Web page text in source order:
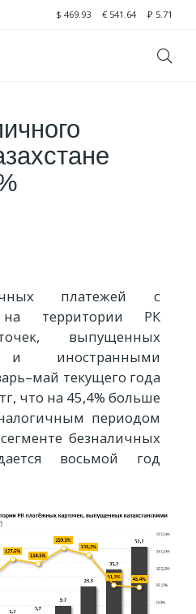
$ 469.93 € 541.64 ₽ 5.71
платежей с
на территории РК
выпущенных
и иностранными
текущего года
что на 45,4% больше
периодом
безналичных
восьмой год